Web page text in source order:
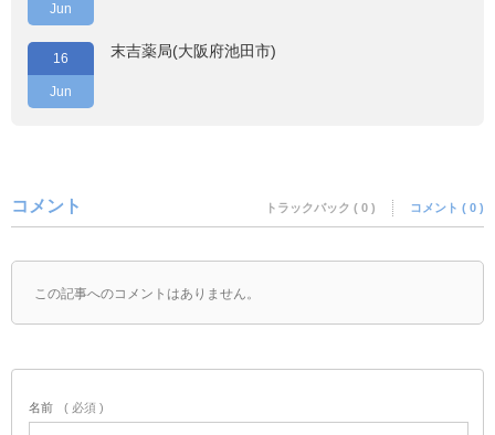
Jun
16
Jun
末吉薬局(大阪府池田市)
コメント トラックバック ( 0 ) コメント ( 0 )
この記事へのコメントはありません。
名前 ( 必須 )